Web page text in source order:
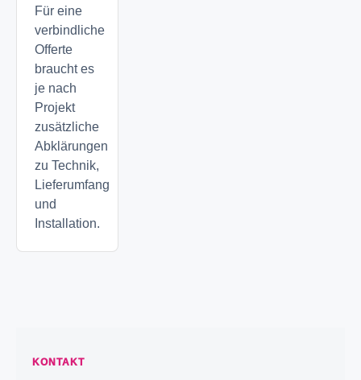
Für eine
verbindliche
Offerte
braucht es
je nach
Projekt
zusätzliche
Abklärungen
zu Technik,
Lieferumfang
und
Installation.
KONTAKT